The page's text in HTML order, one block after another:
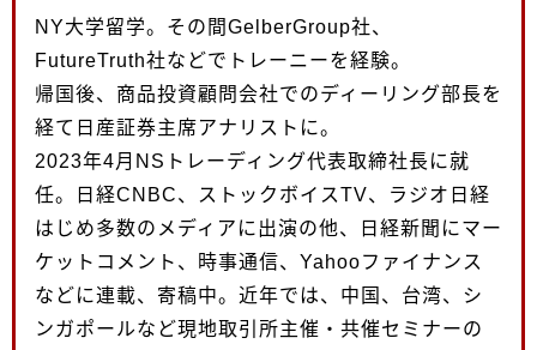
NY大学留学。その間GelberGroup社、
FutureTruth社などでトレーニーを経験。
帰国後、商品投資顧問会社でのディーリング部長を
経て日産証券主席アナリストに。
2023年4月NSトレーディング代表取締社長に就
任。日経CNBC、ストックボイスTV、ラジオ日経
はじめ多数のメディアに出演の他、日経新聞にマー
ケットコメント、時事通信、Yahooファイナンス
などに連載、寄稿中。近年では、中国、台湾、シ
ンガポールなど現地取引所主催・共催セミナーの